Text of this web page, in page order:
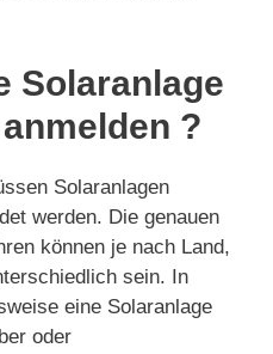
Solaranlage
?
Solaranlagen
werden. Die genauen
können je nach Land,
sein. In
eine Solaranlage
oder